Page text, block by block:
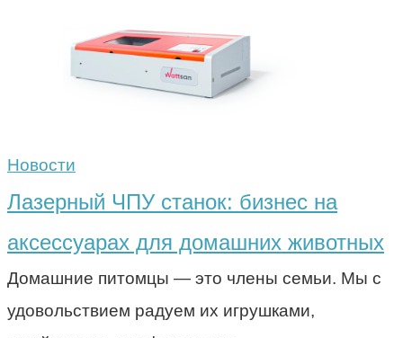
Новости
Лазерный ЧПУ станок: бизнес на
аксессуарах для домашних животных
Домашние питомцы — это члены семьи. Мы с
удовольствием радуем их игрушками,